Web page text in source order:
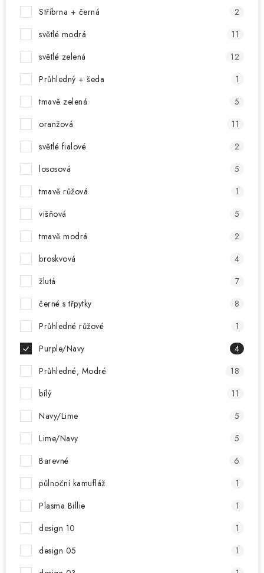
Stříbrna + černá
2
světlé modrá
11
světlé zelená
12
Průhledný + šeda
1
tmavě zelená
5
oranžová
11
světlé fialové
2
lososová
5
tmavě růžová
1
višňová
5
tmavě modrá
2
broskvová
4
žlutá
7
černé s třpytky
8
Průhledné růžové
1
Purple/Navy
4
Průhledné, Modré
18
bílý
11
Navy/Lime
5
Lime/Navy
5
Barevné
6
půlnoční kamufláž
1
Plasma Billie
1
design 10
1
design 05
1